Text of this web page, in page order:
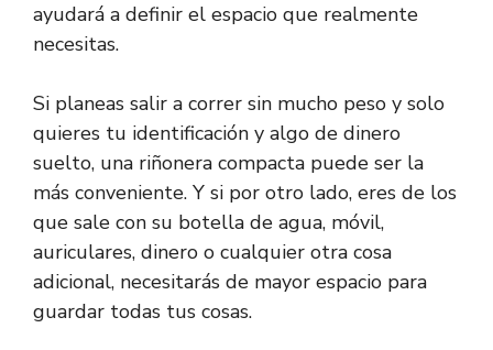
ayudará a definir el espacio que realmente
necesitas.
Si planeas salir a correr sin mucho peso y solo
quieres tu identificación y algo de dinero
suelto, una riñonera compacta puede ser la
más conveniente. Y si por otro lado, eres de los
que sale con su botella de agua, móvil,
auriculares, dinero o cualquier otra cosa
adicional, necesitarás de mayor espacio para
guardar todas tus cosas.